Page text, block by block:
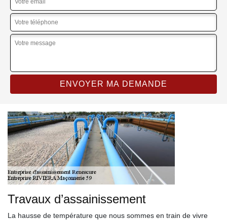
Travaux d’assainissement
La hausse de température que nous sommes en train de vivre